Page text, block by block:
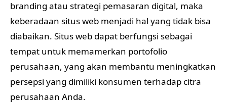
branding atau strategi pemasaran digital, maka
keberadaan situs web menjadi hal yang tidak bisa
diabaikan. Situs web dapat berfungsi sebagai
tempat untuk memamerkan portofolio
perusahaan, yang akan membantu meningkatkan
persepsi yang dimiliki konsumen terhadap citra
perusahaan Anda.